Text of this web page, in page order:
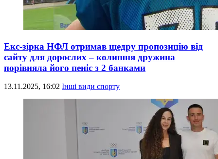
Екс-зірка НФЛ отримав щедру пропозицію від
сайту для дорослих – колишня дружина
порівняла його пеніс з 2 банками
13.11.2025, 16:02 Інші види спорту